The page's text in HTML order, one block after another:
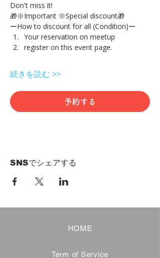
Don't miss it!
🎁※Important ※Special discount🎁
ーHow to discount for all (Condition)ー
Your reservation on meetup
register on this event page.
続きを読む >>
予約する
SNSでシェアする
HOME
Term of Service